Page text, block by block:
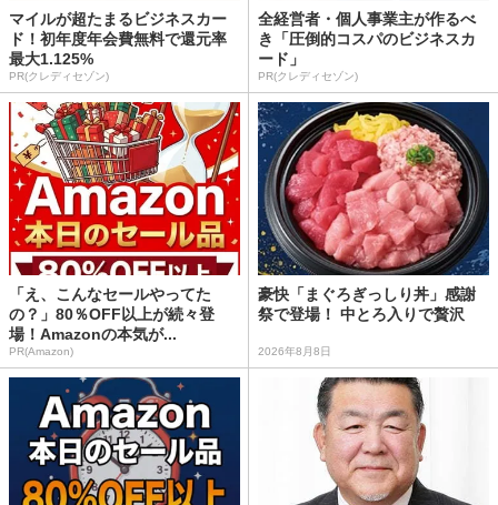
マイルが超たまるビジネスカー
ド！初年度年会費無料で還元率
最大1.125%
PR(クレディセゾン)
全経営者・個人事業主が作るべ
き「圧倒的コスパのビジネスカ
ード」
PR(クレディセゾン)
「え、こんなセールやってた
の？」80％OFF以上が続々登
場！Amazonの本気が...
PR(Amazon)
豪快「まぐろぎっしり丼」感謝
祭で登場！ 中とろ入りで贅沢
2026年8月8日